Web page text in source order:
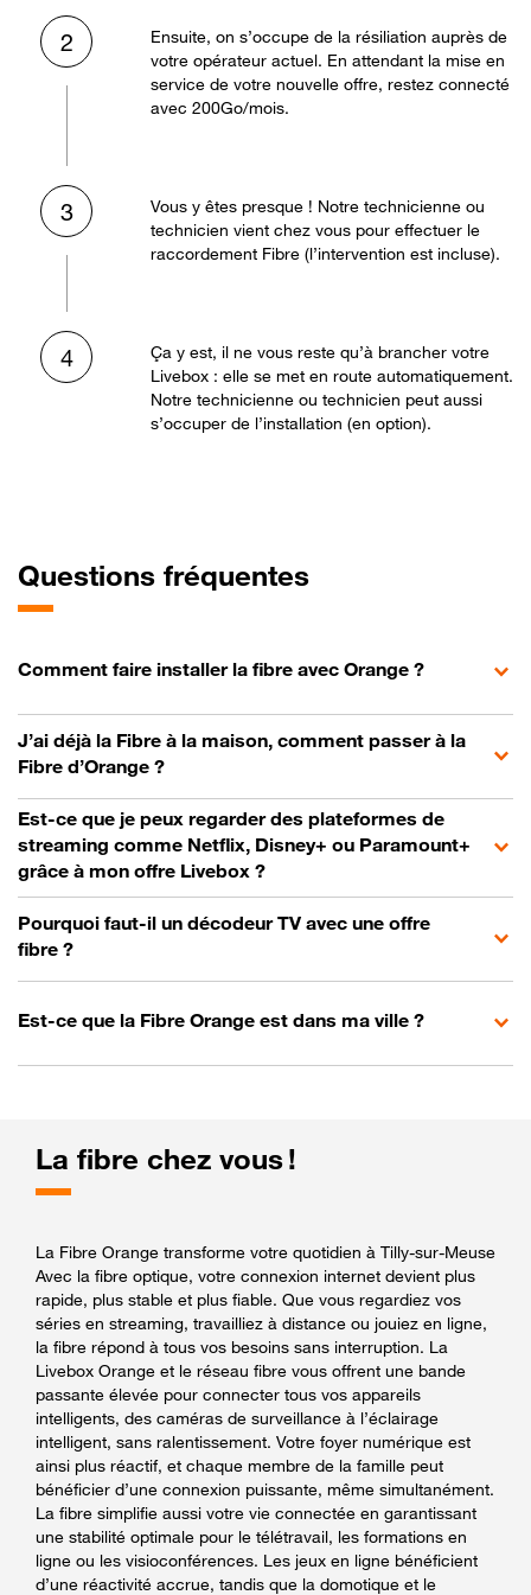
2
Ensuite, on s’occupe de la résiliation auprès de
votre opérateur actuel. En attendant la mise en
service de votre nouvelle offre, restez connecté
avec 200Go/mois.
3
Vous y êtes presque ! Notre technicienne ou
technicien vient chez vous pour effectuer le
raccordement Fibre (l’intervention est incluse).
4
Ça y est, il ne vous reste qu’à brancher votre
Livebox : elle se met en route automatiquement.
Notre technicienne ou technicien peut aussi
s’occuper de l’installation (en option).
Questions fréquentes
Comment faire installer la fibre avec Orange ?
J’ai déjà la Fibre à la maison, comment passer à la
Fibre d’Orange ?
Est-ce que je peux regarder des plateformes de
streaming comme Netflix, Disney+ ou Paramount+
grâce à mon offre Livebox ?
Pourquoi faut-il un décodeur TV avec une offre
fibre ?
Est-ce que la Fibre Orange est dans ma ville ?
La fibre chez vous !
La Fibre Orange transforme votre quotidien à Tilly-sur-Meuse
Avec la fibre optique, votre connexion internet devient plus
rapide, plus stable et plus fiable. Que vous regardiez vos
séries en streaming, travailliez à distance ou jouiez en ligne,
la fibre répond à tous vos besoins sans interruption. La
Livebox Orange et le réseau fibre vous offrent une bande
passante élevée pour connecter tous vos appareils
intelligents, des caméras de surveillance à l’éclairage
intelligent, sans ralentissement. Votre foyer numérique est
ainsi plus réactif, et chaque membre de la famille peut
bénéficier d’une connexion puissante, même simultanément.
La fibre simplifie aussi votre vie connectée en garantissant
une stabilité optimale pour le télétravail, les formations en
ligne ou les visioconférences. Les jeux en ligne bénéficient
d’une réactivité accrue, tandis que la domotique et le